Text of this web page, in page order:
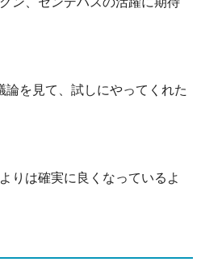
論を見て、試しにやってくれた
りは確実に良くなっているよ